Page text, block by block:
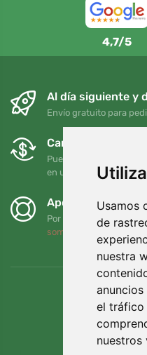
Usamos
de
nuestra
el tráfico
nuestros
4,7/5
Al día siguiente y
Envío gratuito para
Cambios y
Puede devolver o
en un plazo de 90 días
Apoyamos a
Por cada pedido
somos